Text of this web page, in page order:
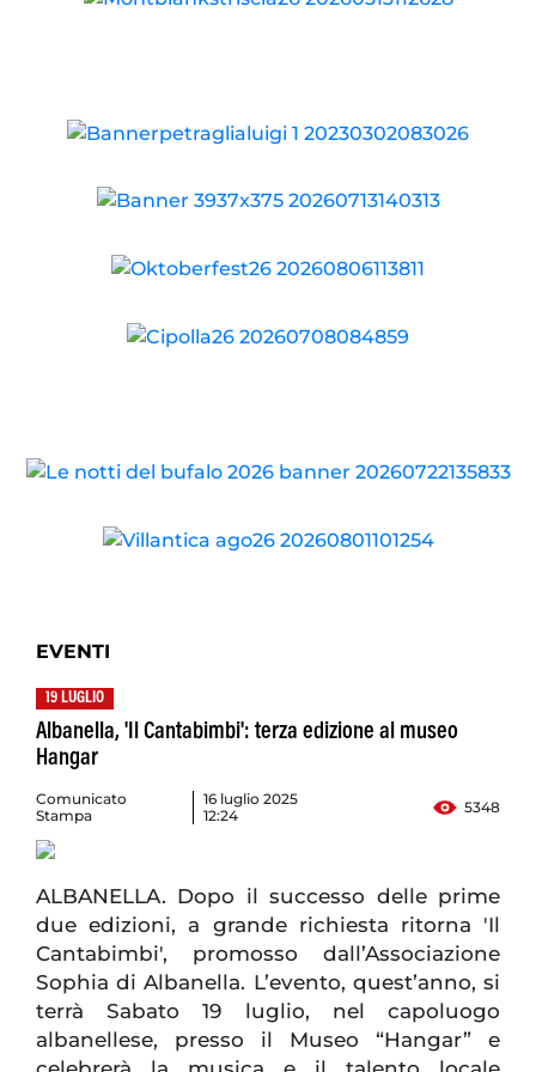
EVENTI
19 LUGLIO
Albanella, 'Il Cantabimbi': terza edizione al museo
Hangar
Comunicato
Stampa
16 luglio 2025
12:24
5348
ALBANELLA. Dopo il successo delle prime
due edizioni, a grande richiesta ritorna 'Il
Cantabimbi', promosso dall’Associazione
Sophia di Albanella. L’evento, quest’anno, si
terrà Sabato 19 luglio, nel capoluogo
albanellese, presso il Museo “Hangar” e